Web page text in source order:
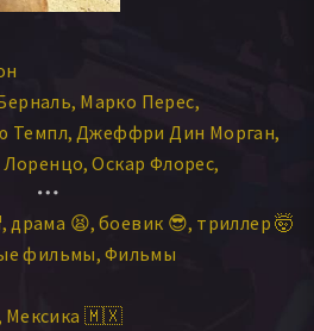
Марко Перес
Темпл Джеффри Дин Морган
Оскар Флорес
Jesús Calihua
Castellanos
Usnaya
драма 😫 боевик 😎 триллер 🤯
фильмы Фильмы
Мексика 🇲🇽